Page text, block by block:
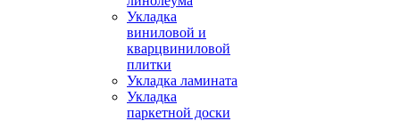
Укладка
виниловой и
кварцвиниловой
плитки
Укладка ламината
Укладка
паркетной доски